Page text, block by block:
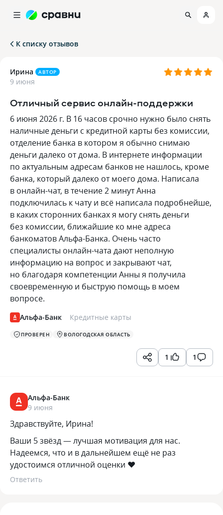
К списку отзывов
Ирина АВТОР
9 июня
Отличный сервис онлайн-поддержки
6 июня 2026 г. В 16 часов срочно нужно было снять
наличные деньги с кредитной карты без комиссии,
отделение банка в котором я обычно снимаю
деньги далеко от дома. В интернете информации
по актуальным адресам банков не нашлось, кроме
банка, который далеко от моего дома. Написала
в онлайн-чат, в течение 2 минут Анна
подключилась к чату и всё написала подробнейше,
в каких сторонних банках я могу снять деньги
без комиссии, ближайшие ко мне адреса
банкоматов Альфа-Банка. Очень часто
специалисты онлайн-чата дают неполную
информацию на вопрос и закрывают чат,
но благодаря компетенции Анны я получила
своевременную и быструю помощь в моем
вопросе.
Альфа-Банк Кредитные карты
ПРОВЕРЕН ВОЛОГОДСКАЯ ОБЛАСТЬ
1 1
Альфа-Банк
9 июня
Здравствуйте, Ирина!
Ваши 5 звёзд — лучшая мотивация для нас.
Надеемся, что и в дальнейшем ещё не раз
удостоимся отличной оценки ❤️
Ответить